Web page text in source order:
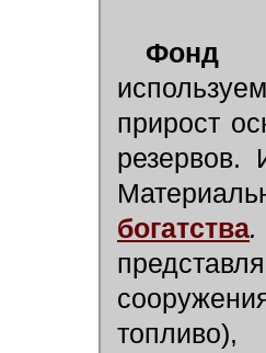
Фонд
прирост
богатства.
топливо),